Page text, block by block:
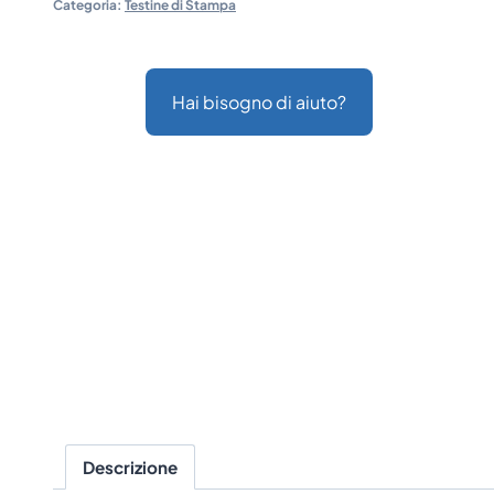
Categoria: Testine di Stampa
Hai bisogno di aiuto?
Descrizione